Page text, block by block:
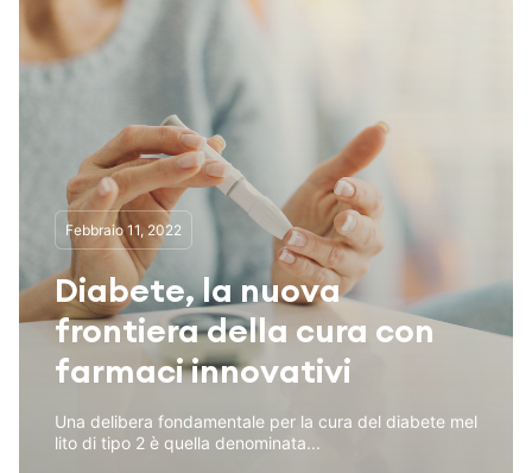
Febbraio 11, 2022
Diabete, la nuova
frontiera della cura con
farmaci innovativi
Una delibera fondamentale per la cura del diabete mel
lito di tipo 2 è quella denominata...